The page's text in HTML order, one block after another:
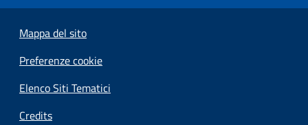
Mappa del sito
Preferenze cookie
Elenco Siti Tematici
Credits